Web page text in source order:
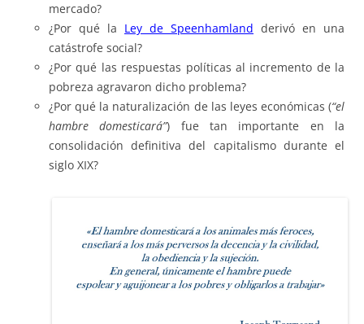
mercado?
¿Por qué la Ley de Speenhamland derivó en una
catástrofe social?
¿Por qué las respuestas políticas al incremento de la
pobreza agravaron dicho problema?
¿Por qué la naturalización de las leyes económicas (“el
hambre domesticará”) fue tan importante en la
consolidación definitiva del capitalismo durante el
siglo XIX?